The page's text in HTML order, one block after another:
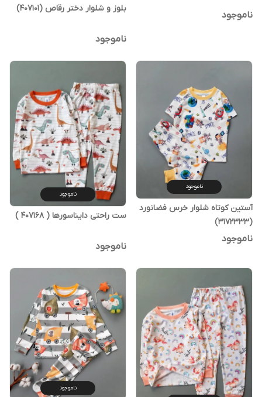
ناموجود
بلوز و شلوار دختر رقاص (407101)
ناموجود
ناموجود
آستین کوتاه شلوار خرس فضانورد
(3172333)
ناموجود
ناموجود
ست راحتی دایناسورها ( 407168 )
ناموجود
ناموجود